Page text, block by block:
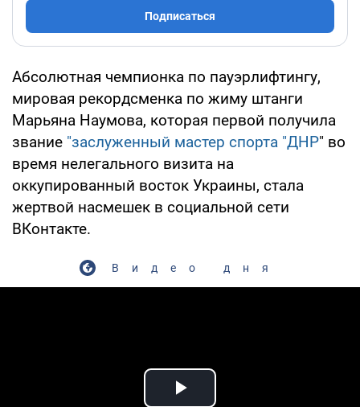
Подписаться
Абсолютная чемпионка по пауэрлифтингу,
мировая рекордсменка по жиму штанги
Марьяна Наумова, которая первой получила
звание "заслуженный мастер спорта "ДНР" во
время нелегального визита на
оккупированный восток Украины, стала
жертвой насмешек в социальной сети
ВКонтакте.
Видео дня